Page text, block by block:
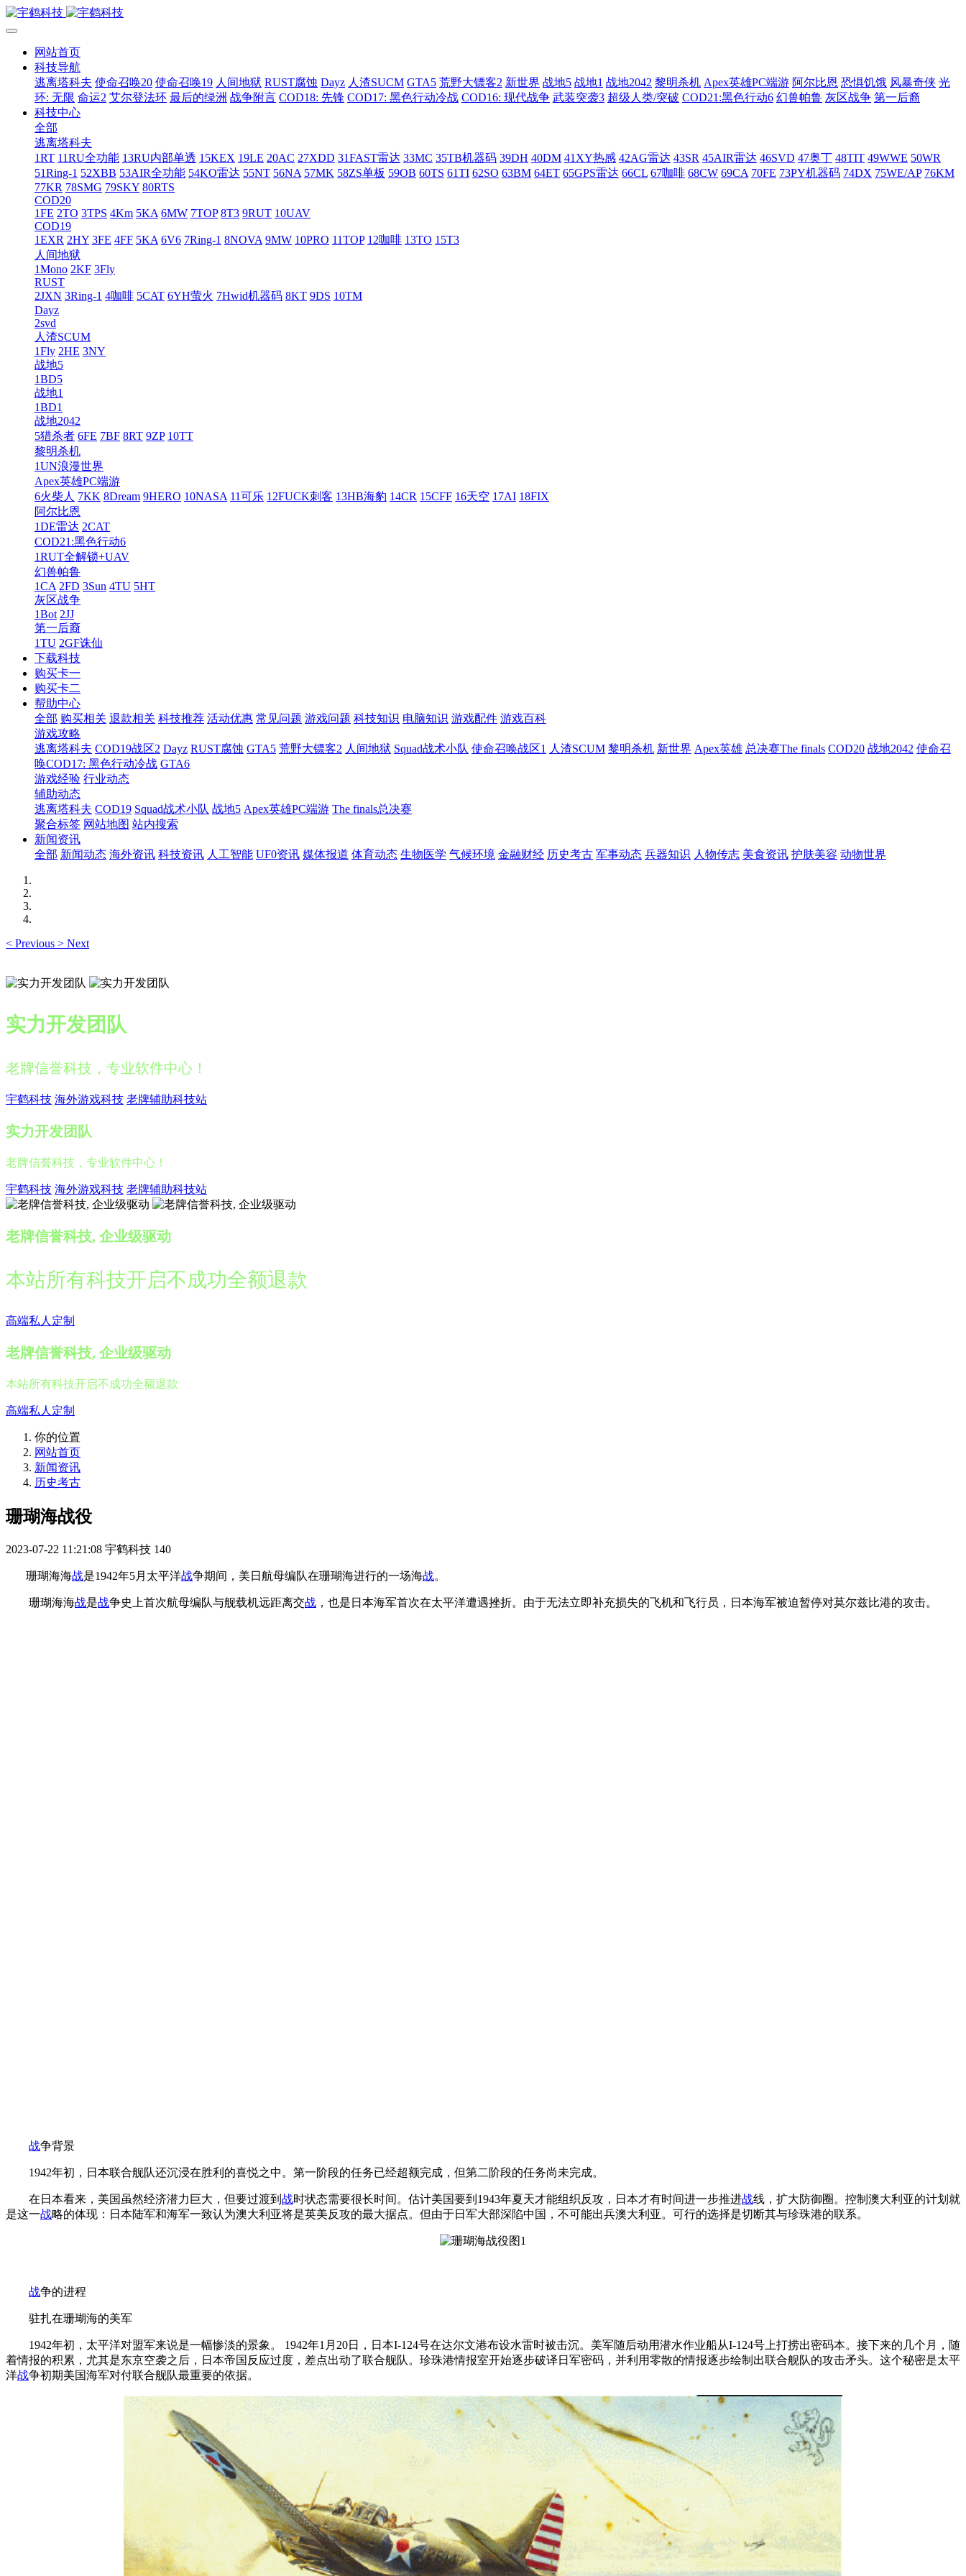
网站首页
科技导航
逃离塔科夫 使命召唤20 使命召唤19 人间地狱 RUST腐蚀 Dayz 人渣SUCM GTA5 荒野大镖客2 新世界 战地5 战地1 战地2042 黎明杀机 Apex英雄PC端游 阿尔比恩 恐惧饥饿 风暴奇侠 光
环: 无限 命运2 艾尔登法环 最后的绿洲 战争附言 COD18: 先锋 COD17: 黑色行动冷战 COD16: 现代战争 武装突袭3 超级人类/突破 COD21:黑色行动6 幻兽帕鲁 灰区战争 第一后裔
科技中心
全部
逃离塔科夫
1RT 11RU全功能 13RU内部单透 15KEX 19LE 20AC 27XDD 31FAST雷达 33MC 35TB机器码 39DH 40DM 41XY热感 42AG雷达 43SR 45AIR雷达 46SVD 47奥丁 48TIT 49WWE 50WR
51Ring-1 52XBB 53AIR全功能 54KO雷达 55NT 56NA 57MK 58ZS单板 59OB 60TS 61TI 62SO 63BM 64ET 65GPS雷达 66CL 67咖啡 68CW 69CA 70FE 73PY机器码 74DX 75WE/AP 76KM
77KR 78SMG 79SKY 80RTS
COD20
1FE 2TO 3TPS 4Km 5KA 6MW 7TOP 8T3 9RUT 10UAV
COD19
1EXR 2HY 3FE 4FF 5KA 6V6 7Ring-1 8NOVA 9MW 10PRO 11TOP 12咖啡 13TO 15T3
人间地狱
1Mono 2KF 3Fly
RUST
2JXN 3Ring-1 4咖啡 5CAT 6YH萤火 7Hwid机器码 8KT 9DS 10TM
Dayz
2svd
人渣SCUM
1Fly 2HE 3NY
战地5
1BD5
战地1
1BD1
战地2042
5猎杀者 6FE 7BF 8RT 9ZP 10TT
黎明杀机
1UN浪漫世界
Apex英雄PC端游
6火柴人 7KK 8Dream 9HERO 10NASA 11可乐 12FUCK刺客 13HB海豹 14CR 15CFF 16天空 17AI 18FIX
阿尔比恩
1DE雷达 2CAT
COD21:黑色行动6
1RUT全解锁+UAV
幻兽帕鲁
1CA 2FD 3Sun 4TU 5HT
灰区战争
1Bot 2JJ
第一后裔
1TU 2GF诛仙
下载科技
购买卡一
购买卡二
帮助中心
全部 购买相关 退款相关 科技推荐 活动优惠 常见问题 游戏问题 科技知识 电脑知识 游戏配件 游戏百科
游戏攻略
逃离塔科夫 COD19战区2 Dayz RUST腐蚀 GTA5 荒野大镖客2 人间地狱 Squad战术小队 使命召唤战区1 人渣SCUM 黎明杀机 新世界 Apex英雄 总决赛The finals COD20 战地2042 使命召
唤COD17: 黑色行动冷战 GTA6
游戏经验 行业动态
辅助动态
逃离塔科夫 COD19 Squad战术小队 战地5 Apex英雄PC端游 The finals总决赛
聚合标签 网站地图 站内搜索
新闻资讯
全部 新闻动态 海外资讯 科技资讯 人工智能 UF0资讯 媒体报道 体育动态 生物医学 气候环境 金融财经 历史考古 军事动态 兵器知识 人物传志 美食资讯 护肤美容 动物世界
< Previous > Next
实力开发团队
老牌信誉科技，专业软件中心！
宇鹤科技 海外游戏科技 老牌辅助科技站
实力开发团队
老牌信誉科技，专业软件中心！
宇鹤科技 海外游戏科技 老牌辅助科技站
老牌信誉科技, 企业级驱动
本站所有科技开启不成功全额退款
高端私人定制
老牌信誉科技, 企业级驱动
本站所有科技开启不成功全额退款
高端私人定制
你的位置
网站首页
新闻资讯
历史考古
珊瑚海战役
2023-07-22 11:21:08 宇鹤科技 140
珊瑚海海战是1942年5月太平洋战争期间，美日航母编队在珊瑚海进行的一场海战。
珊瑚海海战是战争史上首次航母编队与舰载机远距离交战 ，也是日本海军首次在太平洋遭遇挫折。由于无法立即补充损失的飞机和飞行员，日本海军被迫暂停对莫尔兹比港的攻击。
战争背景
1942年初，日本联合舰队还沉浸在胜利的喜悦之中。第一阶段的任务已经超额完成，但第二阶段的任务尚未完成。
在日本看来，美国虽然经济潜力巨大，但要过渡到 战时状态需要很长时间。估计美国要到1943年夏天才能组织反攻，日本才有时间进一步推进战线，扩大防御圈。控制澳大利亚的计划就
是这一战略的体现：日本陆军和海军一致认为澳大利亚将是英美反攻的最大据点。但由于日军大部深陷中国，不可能出兵澳大利亚。可行的选择是切断其与珍珠港的联系。
战争的进程
驻扎在珊瑚海的美军
1942年初，太平洋对盟军来说是一幅惨淡的景象。 1942年1月20日，日本I-124号在达尔文港布设水雷时被击沉。美军随后动用潜水作业船从I-124号上打捞出密码本。接下来的几个月，随
着情报的积累，尤其是东京空袭之后，日本帝国反应过度，差点出动了联合舰队。珍珠港情报室开始逐步破译日军密码，并利用零散的情报逐步绘制出联合舰队的攻击矛头。这个秘密是太平
洋战争初期美国海军对付联合舰队最重要的依据。